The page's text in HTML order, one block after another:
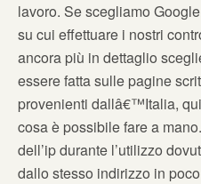
lavoro. Se scegliamo
su cui effettuare i nostri
ancora più in dettaglio
essere fatta sulle pagine
provenienti dallâ€™Italia,
cosa è possibile fare a
dell’ip durante l’utilizzo
dallo stesso indirizzo in